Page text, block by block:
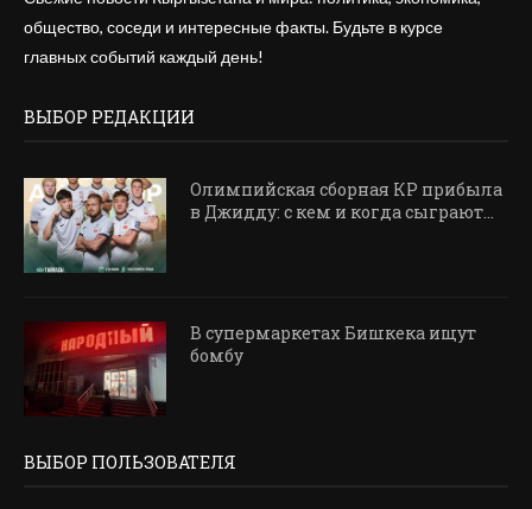
общество, соседи и интересные факты. Будьте в курсе
главных событий каждый день!
ВЫБОР РЕДАКЦИИ
Олимпийская сборная КР прибыла
в Джидду: с кем и когда сыграют...
В супермаркетах Бишкека ищут
бомбу
ВЫБОР ПОЛЬЗОВАТЕЛЯ